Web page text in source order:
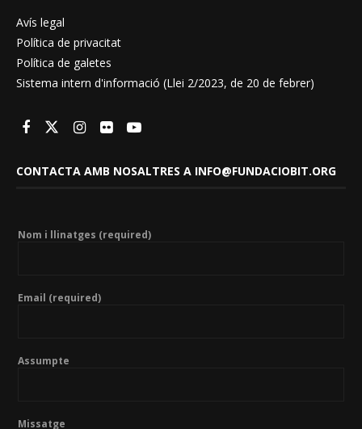
Avís legal
Política de privacitat
Política de galetes
Sistema intern d'informació (Llei 2/2023, de 20 de febrer)
CONTACTA AMB NOSALTRES A INFO@FUNDACIOBIT.ORG
Nom i llinatges (required)
Email (required)
Assumpte
Missatge